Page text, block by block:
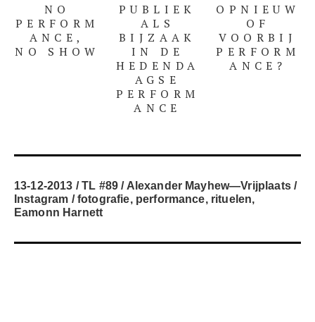
13-12-2013 TL #89 Alexander Mayhew—Vrijplaats
Instagram
fotografie, performance, rituelen,
Eamonn Harnett
NO
PERFORM
ANCE,
NO SHOW
PUBLIEK
ALS
BIJZAAK
IN DE
HEDENDA
AGSE
PERFORM
ANCE
OPNIEUW
OF
VOORBIJ
PERFORM
ANCE?